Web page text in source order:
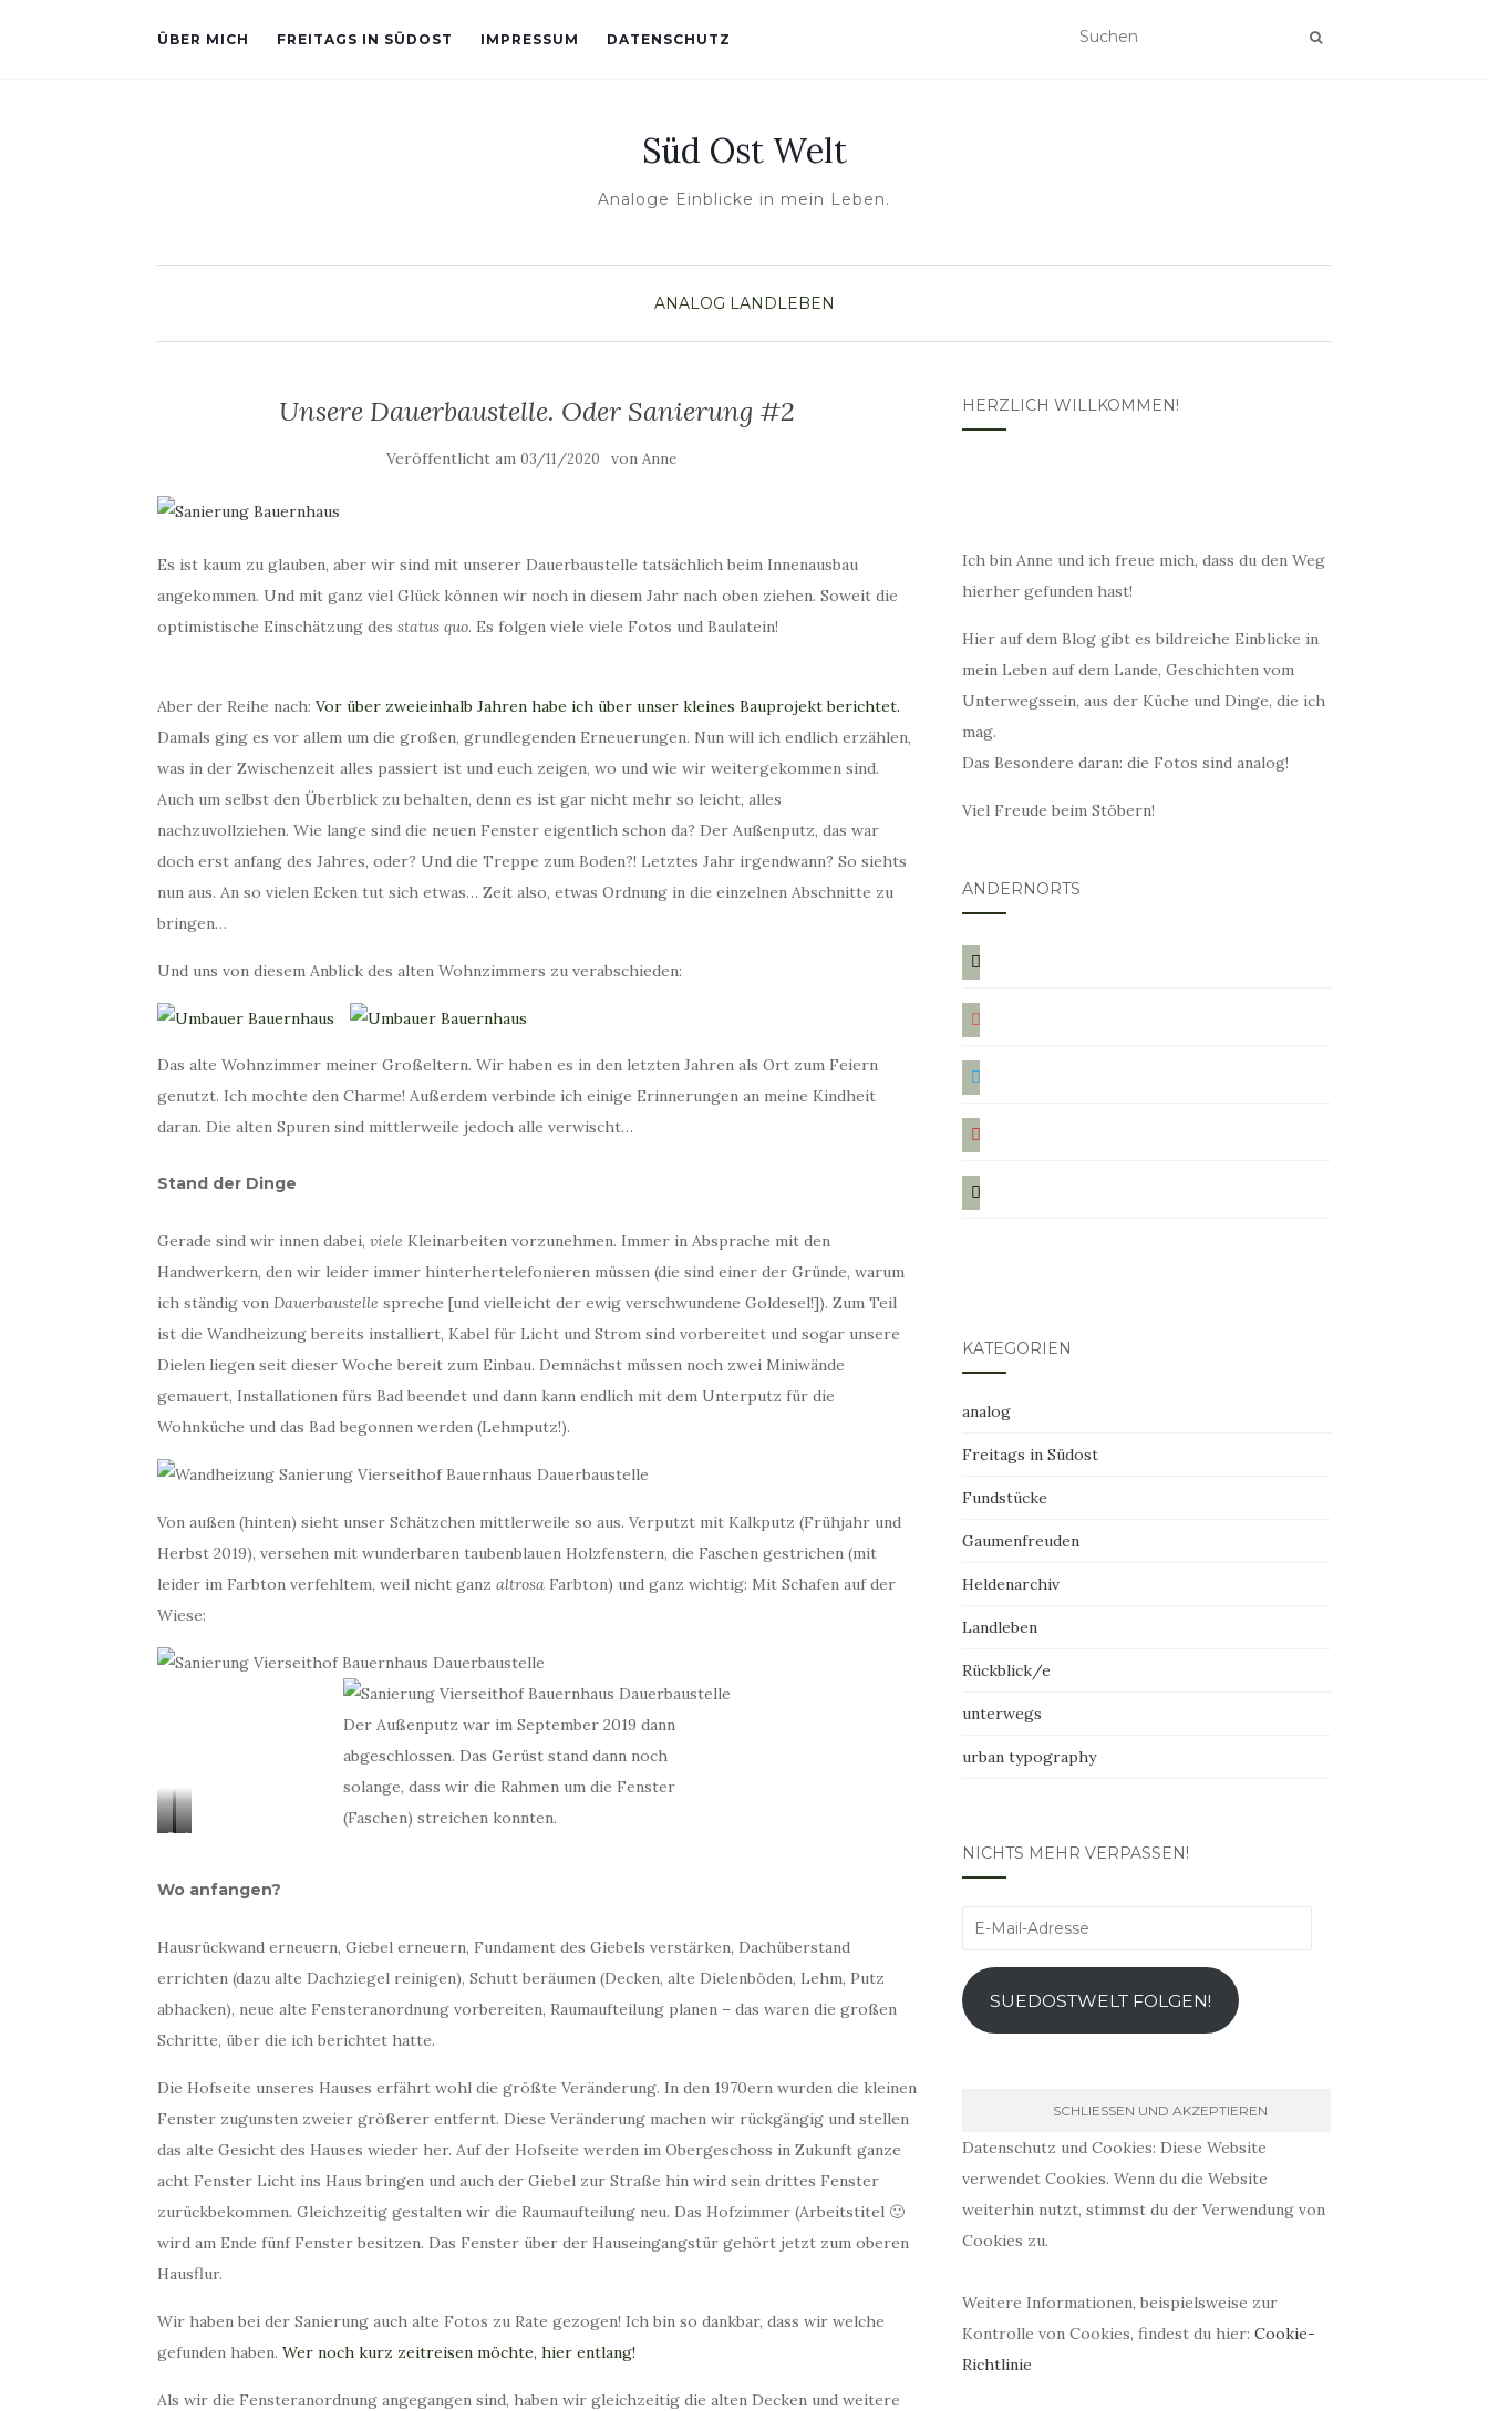
ÜBER MICH FREITAGS IN SÜDOST IMPRESSUM DATENSCHUTZ
Süd Ost Welt
Analoge Einblicke in mein Leben.
ANALOG LANDLEBEN
Unsere Dauerbaustelle. Oder Sanierung #2
Veröffentlicht am03/11/2020 vonAnne
Es ist kaum zu glauben, aber wir sind mit unserer Dauerbaustelle tatsächlich beim Innenausbau
angekommen. Und mit ganz viel Glück können wir noch in diesem Jahr nach oben ziehen. Soweit die
optimistische Einschätzung des status quo. Es folgen viele viele Fotos und Baulatein!
Aber der Reihe nach: Vor über zweieinhalb Jahren habe ich über unser kleines Bauprojekt berichtet.
Damals ging es vor allem um die großen, grundlegenden Erneuerungen. Nun will ich endlich erzählen,
was in der Zwischenzeit alles passiert ist und euch zeigen, wo und wie wir weitergekommen sind.
Auch um selbst den Überblick zu behalten, denn es ist gar nicht mehr so leicht, alles
nachzuvollziehen. Wie lange sind die neuen Fenster eigentlich schon da? Der Außenputz, das war
doch erst anfang des Jahres, oder? Und die Treppe zum Boden?! Letztes Jahr irgendwann? So siehts
nun aus. An so vielen Ecken tut sich etwas… Zeit also, etwas Ordnung in die einzelnen Abschnitte zu
bringen…
Und uns von diesem Anblick des alten Wohnzimmers zu verabschieden:
Das alte Wohnzimmer meiner Großeltern. Wir haben es in den letzten Jahren als Ort zum Feiern
genutzt. Ich mochte den Charme! Außerdem verbinde ich einige Erinnerungen an meine Kindheit
daran. Die alten Spuren sind mittlerweile jedoch alle verwischt…
Stand der Dinge
Gerade sind wir innen dabei, viele Kleinarbeiten vorzunehmen. Immer in Absprache mit den
Handwerkern, den wir leider immer hinterhertelefonieren müssen (die sind einer der Gründe, warum
ich ständig von Dauerbaustelle spreche [und vielleicht der ewig verschwundene Goldesel!]). Zum Teil
ist die Wandheizung bereits installiert, Kabel für Licht und Strom sind vorbereitet und sogar unsere
Dielen liegen seit dieser Woche bereit zum Einbau. Demnächst müssen noch zwei Miniwände
gemauert, Installationen fürs Bad beendet und dann kann endlich mit dem Unterputz für die
Wohnküche und das Bad begonnen werden (Lehmputz!).
Von außen (hinten) sieht unser Schätzchen mittlerweile so aus. Verputzt mit Kalkputz (Frühjahr und
Herbst 2019), versehen mit wunderbaren taubenblauen Holzfenstern, die Faschen gestrichen (mit
leider im Farbton verfehltem, weil nicht ganz altrosa Farbton) und ganz wichtig: Mit Schafen auf der
Wiese:
Der Außenputz war im September 2019 dann
abgeschlossen. Das Gerüst stand dann noch
solange, dass wir die Rahmen um die Fenster
(Faschen) streichen konnten.
S
h
o
d
?
A
t
a
u
h
e
W
ä
d
e
Wo anfangen?
Hausrückwand erneuern, Giebel erneuern, Fundament des Giebels verstärken, Dachüberstand
errichten (dazu alte Dachziegel reinigen), Schutt beräumen (Decken, alte Dielenböden, Lehm, Putz
abhacken), neue alte Fensteranordnung vorbereiten, Raumaufteilung planen – das waren die großen
Schritte, über die ich berichtet hatte.
Die Hofseite unseres Hauses erfährt wohl die größte Veränderung. In den 1970ern wurden die kleinen
Fenster zugunsten zweier größerer entfernt. Diese Veränderung machen wir rückgängig und stellen
das alte Gesicht des Hauses wieder her. Auf der Hofseite werden im Obergeschoss in Zukunft ganze
acht Fenster Licht ins Haus bringen und auch der Giebel zur Straße hin wird sein drittes Fenster
zurückbekommen. Gleichzeitig gestalten wir die Raumaufteilung neu. Das Hofzimmer (Arbeitstitel 🙂
wird am Ende fünf Fenster besitzen. Das Fenster über der Hauseingangstür gehört jetzt zum oberen
Hausflur.
Wir haben bei der Sanierung auch alte Fotos zu Rate gezogen! Ich bin so dankbar, dass wir welche
gefunden haben. Wer noch kurz zeitreisen möchte, hier entlang!
Als wir die Fensteranordnung angegangen sind, haben wir gleichzeitig die alten Decken und weitere
HERZLICH WILLKOMMEN!
Ich bin Anne und ich freue mich, dass du den Weg
hierher gefunden hast!
Hier auf dem Blog gibt es bildreiche Einblicke in
mein Leben auf dem Lande, Geschichten vom
Unterwegssein, aus der Küche und Dinge, die ich
mag.
Das Besondere daran: die Fotos sind analog!
Viel Freude beim Stöbern!
ANDERNORTS
bloglovin
instagram
twitter
pinterest
mail
KATEGORIEN
analog
Freitags in Südost
Fundstücke
Gaumenfreuden
Heldenarchiv
Landleben
Rückblick/e
unterwegs
urban typography
NICHTS MEHR VERPASSEN!
E-
Adresse
SUEDOSTWELT FOLGEN!
Datenschutz und Cookies: Diese Website
verwendet Cookies. Wenn du die Website
weiterhin nutzt, stimmst du der Verwendung von
Cookies zu.
Weitere Informationen, beispielsweise zur
Kontrolle von Cookies, findest du hier: Cookie-
Richtlinie